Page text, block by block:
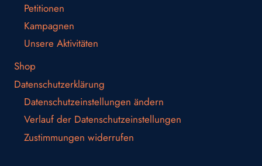
Petitionen
Kampagnen
Unsere Aktivitäten
Shop
Datenschutzerklärung
Datenschutzeinstellungen ändern
Verlauf der Datenschutzeinstellungen
Zustimmungen widerrufen